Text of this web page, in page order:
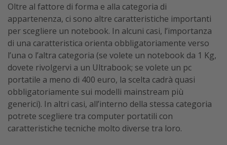
Oltre al fattore di forma e alla categoria di
appartenenza, ci sono altre caratteristiche importanti
per scegliere un notebook. In alcuni casi, l’importanza
di una caratteristica orienta obbligatoriamente verso
l’una o l’altra categoria (se volete un notebook da 1 Kg,
dovete rivolgervi a un Ultrabook; se volete un pc
portatile a meno di 400 euro, la scelta cadrà quasi
obbligatoriamente sui modelli mainstream più
generici). In altri casi, all’interno della stessa categoria
potrete scegliere tra computer portatili con
caratteristiche tecniche molto diverse tra loro.